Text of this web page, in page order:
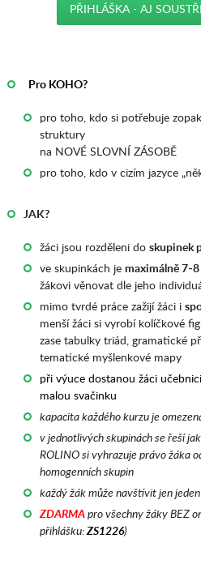
PŘIHLÁŠKA - AJ
_
Pro KOHO?
pro toho, kdo si potřebuje
struktury
na NOVÉ SLOVNÍ ZÁSOBĚ
pro toho, kdo v cizím jazyce
JAK?
žáci jsou rozděleni do skupinek
ve skupinkách je maximálně 7-8
žákovi věnovat dle jeho
mimo tvrdé práce zažijí žáci i
menší žáci si vyrobí kolíčkové
zase tabulky triád, gramatické
tematické myšlenkové mapy
při výuce dostanou žáci
malou svačinku
kapacita každého kurzu je
v jednotlivých skupinách se řeší
ROLINO si vyhrazuje právo žáka
homogenních skupin
každý žák může navštívit jen
ZDARMApro všechny žáky BEZ
přihlášku:ZS1226)